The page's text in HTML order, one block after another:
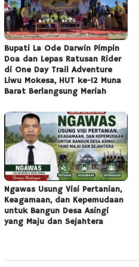
Bupati La Ode Darwin Pimpin
Doa dan Lepas Ratusan Rider
di One Day Trail Adventure
Liwu Mokesa, HUT ke-12 Muna
Barat Berlangsung Meriah
Ngawas Usung Visi Pertanian,
Keagamaan, dan Kepemudaan
untuk Bangun Desa Asingi
yang Maju dan Sejahtera